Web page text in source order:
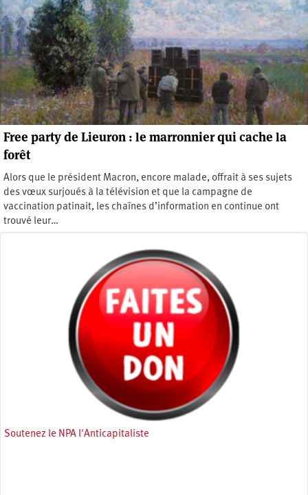
Free party de Lieuron : le marronnier qui cache la
forêt
Alors que le président Macron, encore malade, offrait à ses sujets
des vœux surjoués à la télévision et que la campagne de
vaccination patinait, les chaînes d’information en continue ont
trouvé leur…
Soutenez le NPA l'Anticapitaliste